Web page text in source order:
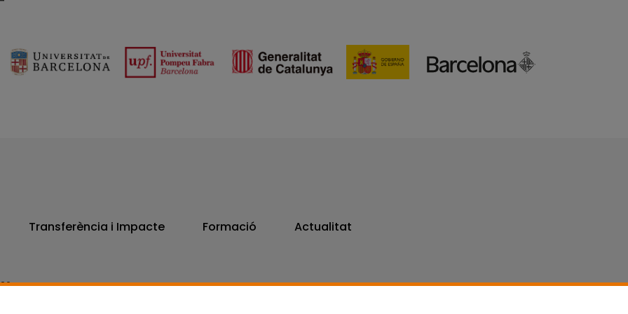
Transferència i Impacte Formació Actualitat